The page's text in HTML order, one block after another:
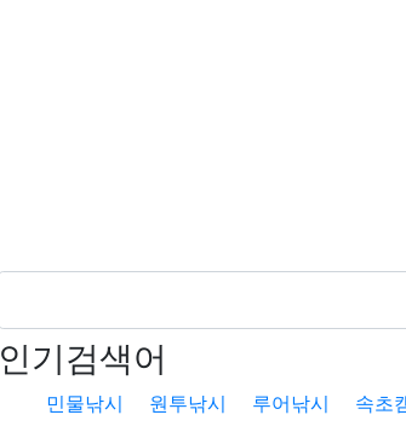
인기검색어
민물낚시 원투낚시 루어낚시 속초